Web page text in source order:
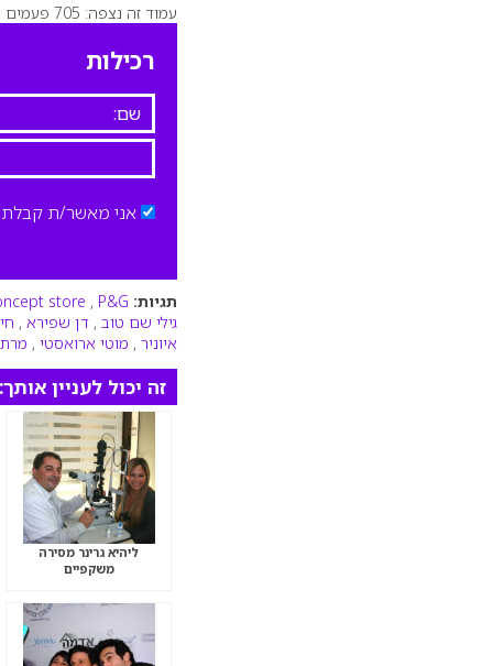
עמוד זה נצפה: 705 פעמים
רכילות
אני מאשר/ת קבלת
תגיות: store , P&G ישראל
גילי שם טוב , דן שפירא ,
איוניר , מוטי ארואסטי ,
זה יכול לעניין אותך:
ליהיא גרינר מסירה
משקפיים